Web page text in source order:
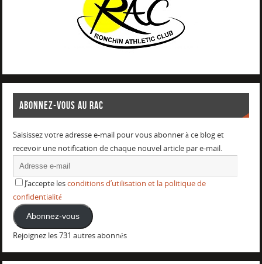
ABONNEZ-VOUS AU RAC
Saisissez votre adresse e-mail pour vous abonner à ce blog et
recevoir une notification de chaque nouvel article par e-mail.
J’accepte lesconditions d’utilisation et la politique de
confidentialité
Abonnez-vous
Rejoignez les 731 autres abonnés